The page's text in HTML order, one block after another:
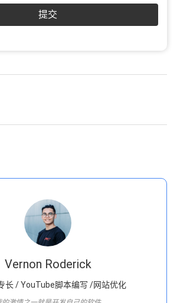
提交
Vernon Roderick
长 / YouTube脚本编写 /网站优化